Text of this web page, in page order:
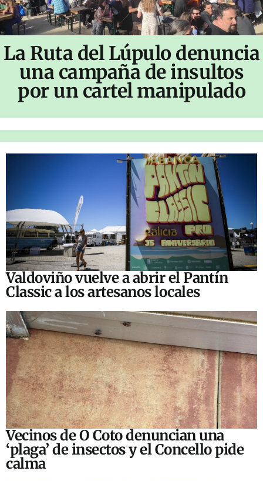
La Ruta del Lúpulo denuncia
una campaña de insultos
por un cartel manipulado
Valdoviño vuelve a abrir el Pantín
Classic a los artesanos locales
Vecinos de O Coto denuncian una
‘plaga’ de insectos y el Concello pide
calma